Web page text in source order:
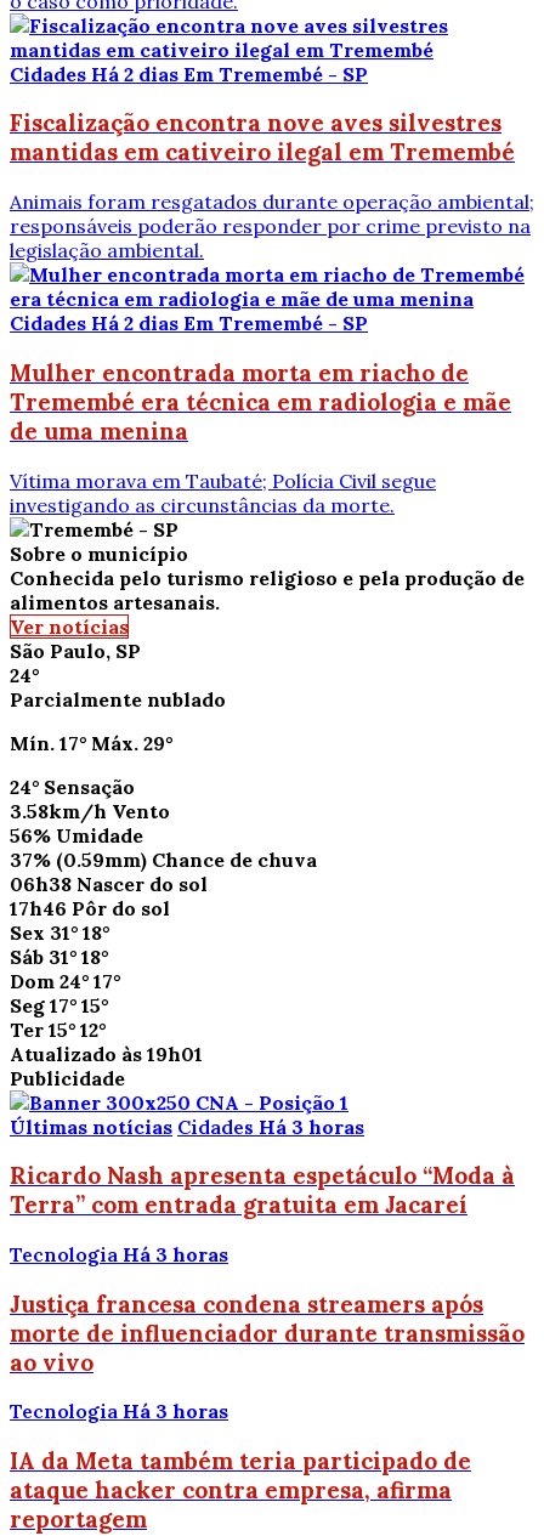
Cidades Há 2 dias Em Tremembé - SP
Fiscalização encontra nove aves silvestres
mantidas em cativeiro ilegal em Tremembé
Animais foram resgatados durante operação ambiental;
responsáveis poderão responder por crime previsto na
legislação ambiental.
Cidades Há 2 dias Em Tremembé - SP
Mulher encontrada morta em riacho de
Tremembé era técnica em radiologia e mãe
de uma menina
Vítima morava em Taubaté; Polícia Civil segue
investigando as circunstâncias da morte.
Sobre o município
Conhecida pelo turismo religioso e pela produção de
alimentos artesanais.
Ver notícias
São Paulo, SP
24°
Parcialmente nublado
Mín. 17° Máx. 29°
24° Sensação
3.58km/h Vento
56% Umidade
37% (0.59mm) Chance de chuva
06h38 Nascer do sol
17h46 Pôr do sol
Sex 31° 18°
Sáb 31° 18°
Dom 24° 17°
Seg 17° 15°
Ter 15° 12°
Atualizado às 19h01
Publicidade
Últimas notícias Cidades Há 3 horas
Ricardo Nash apresenta espetáculo “Moda à
Terra” com entrada gratuita em Jacareí
Tecnologia Há 3 horas
Justiça francesa condena streamers após
morte de influenciador durante transmissão
ao vivo
Tecnologia Há 3 horas
IA da Meta também teria participado de
ataque hacker contra empresa, afirma
reportagem